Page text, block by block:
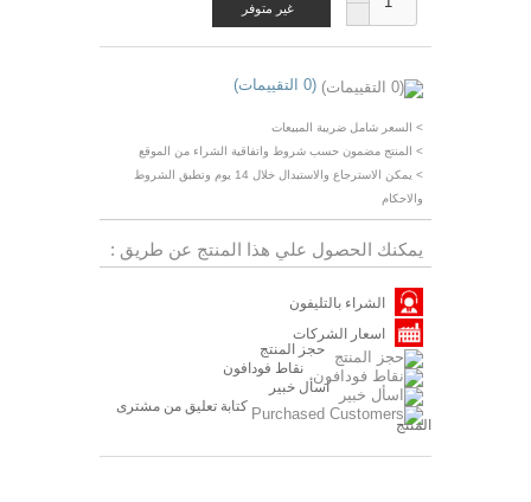
غير متوفر
(0 التقييمات)
> السعر شامل ضريبة المبيعات
> المنتج مضمون حسب شروط واتفاقية الشراء من الموقع
> يمكن الاسترجاع والاستبدال خلال 14 يوم وتطبق الشروط
والاحكام
يمكنك الحصول علي هذا المنتج عن طريق :
الشراء بالتليفون
اسعار الشركات
حجز المنتج
نقاط فودافون
اسأل خبير
كتابة تعليق من مشترى
المنتج